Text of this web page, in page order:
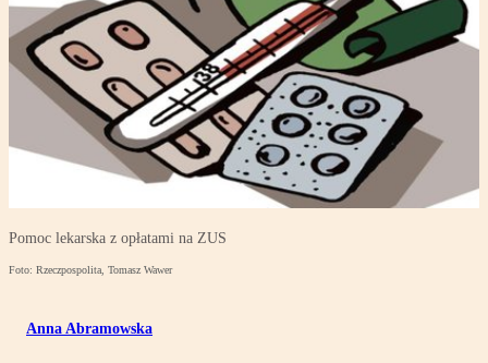
Pomoc lekarska z opłatami na ZUS
Foto: Rzeczpospolita, Tomasz Wawer
Anna Abramowska